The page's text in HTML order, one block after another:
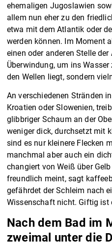
ehemaligen Jugoslawien
allem nun eher zu den
etwa mit dem Atlantik oder
werden können. Im Moment
einen oder anderen Stelle
Überwindung, um ins
den Wellen liegt, sondern
An verschiedenen Stränden
Kroatien oder Slowenien,
glibbriger Schaum an der
weniger dick, durchsetzt mit
sind es nur kleinere Flecken
manchmal aber auch ein
changiert von Weiß über
freundlich meint, sagt
gefährdet der Schleim nach
Wissenschaft nicht. Giftig ist
Nach dem Bad im
zweimal unter die